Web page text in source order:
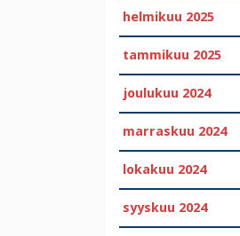
helmikuu 2025
tammikuu 2025
joulukuu 2024
marraskuu 2024
lokakuu 2024
syyskuu 2024